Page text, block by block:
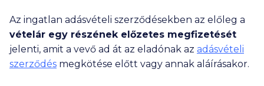
Az ingatlan adásvételi szerződésekben az előleg a
vételár egy részének előzetes megfizetését
jelenti, amit a vevő ad át az eladónak az adásvételi
szerződés megkötése előtt vagy annak aláírásakor.